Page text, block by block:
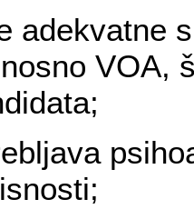
adekvatne
VOA,